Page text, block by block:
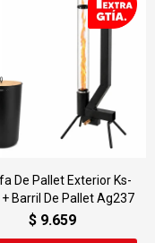
De Pallet Exterior Ks-
Barril De Pallet Ag237
$ 9.659